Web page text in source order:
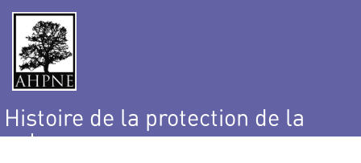
Histoire de la protection de la
nature